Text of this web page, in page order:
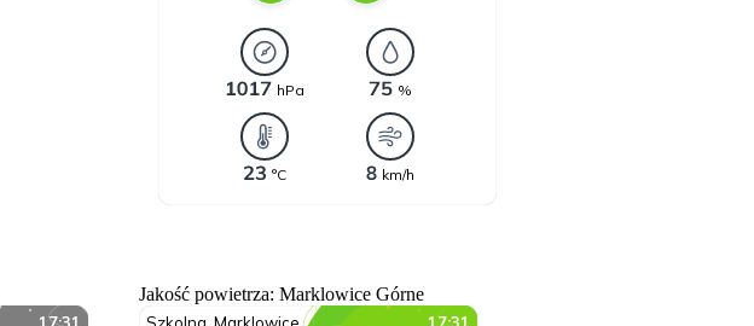
Jakość powietrza: Marklowice Górne